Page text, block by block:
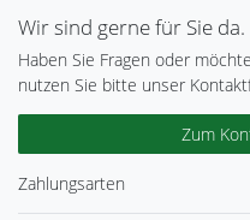
Wir sind gerne für Sie da.
Haben Sie Fragen oder
nutzen Sie bitte unser
Zum
Zahlungsarten